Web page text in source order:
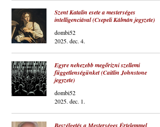
Szent Katalin esete a mesterséges
intelligenciával (Csepeli Kálmán jegyzete)
dombi52
2025. dec. 4.
Egyre nehezebb megőrizni szellemi
függetlenségünket (Caitlin Johnstone
jegyzete)
dombi52
2025. dec. 1.
Beszélgetés a Mesterséges Értelemmel